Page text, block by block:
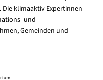
klimaaktiv Expertinnen
und
Gemeinden und